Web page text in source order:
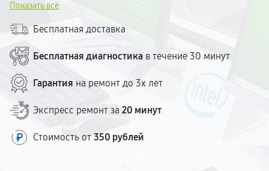
качественными запчастями, предоставляем гарантию на
все виды работ. Ремонт — от 30 минут. Стоимость
Показать всё
Бесплатная доставка
Бесплатная диагностика в течение 30 минут
Гарантия на ремонт до 3х лет
Экспресс ремонт за 20 минут
Стоимость от 350 рублей